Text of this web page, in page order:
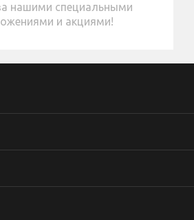
нашими специальными
и акциями!